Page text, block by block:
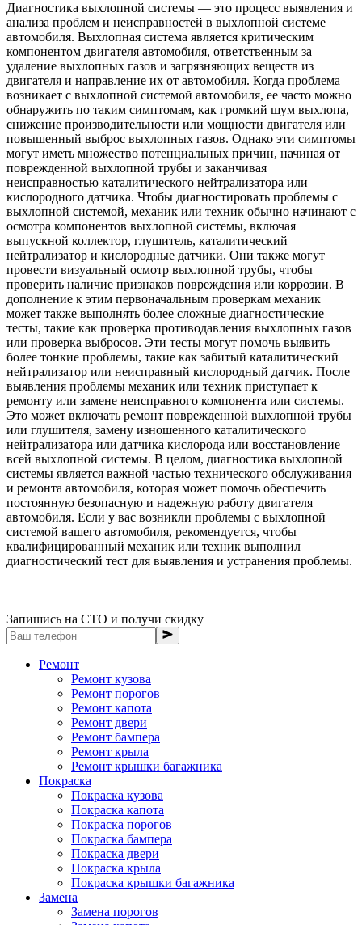
Диагностика выхлопной системы — это процесс выявления и
анализа проблем и неисправностей в выхлопной системе
автомобиля. Выхлопная система является критическим
компонентом двигателя автомобиля, ответственным за
удаление выхлопных газов и загрязняющих веществ из
двигателя и направление их от автомобиля. Когда проблема
возникает с выхлопной системой автомобиля, ее часто можно
обнаружить по таким симптомам, как громкий шум выхлопа,
снижение производительности или мощности двигателя или
повышенный выброс выхлопных газов. Однако эти симптомы
могут иметь множество потенциальных причин, начиная от
поврежденной выхлопной трубы и заканчивая
неисправностью каталитического нейтрализатора или
кислородного датчика. Чтобы диагностировать проблемы с
выхлопной системой, механик или техник обычно начинают с
осмотра компонентов выхлопной системы, включая
выпускной коллектор, глушитель, каталитический
нейтрализатор и кислородные датчики. Они также могут
провести визуальный осмотр выхлопной трубы, чтобы
проверить наличие признаков повреждения или коррозии. В
дополнение к этим первоначальным проверкам механик
может также выполнять более сложные диагностические
тесты, такие как проверка противодавления выхлопных газов
или проверка выбросов. Эти тесты могут помочь выявить
более тонкие проблемы, такие как забитый каталитический
нейтрализатор или неисправный кислородный датчик. После
выявления проблемы механик или техник приступает к
ремонту или замене неисправного компонента или системы.
Это может включать ремонт поврежденной выхлопной трубы
или глушителя, замену изношенного каталитического
нейтрализатора или датчика кислорода или восстановление
всей выхлопной системы. В целом, диагностика выхлопной
системы является важной частью технического обслуживания
и ремонта автомобиля, которая может помочь обеспечить
постоянную безопасную и надежную работу двигателя
автомобиля. Если у вас возникли проблемы с выхлопной
системой вашего автомобиля, рекомендуется, чтобы
квалифицированный механик или техник выполнил
диагностический тест для выявления и устранения проблемы.
Запишись на СТО и получи скидку
Ремонт
Ремонт кузова
Ремонт порогов
Ремонт капота
Ремонт двери
Ремонт бампера
Ремонт крыла
Ремонт крышки багажника
Покраска
Покраска кузова
Покраска капота
Покраска порогов
Покраска бампера
Покраска двери
Покраска крыла
Покраска крышки багажника
Замена
Замена порогов